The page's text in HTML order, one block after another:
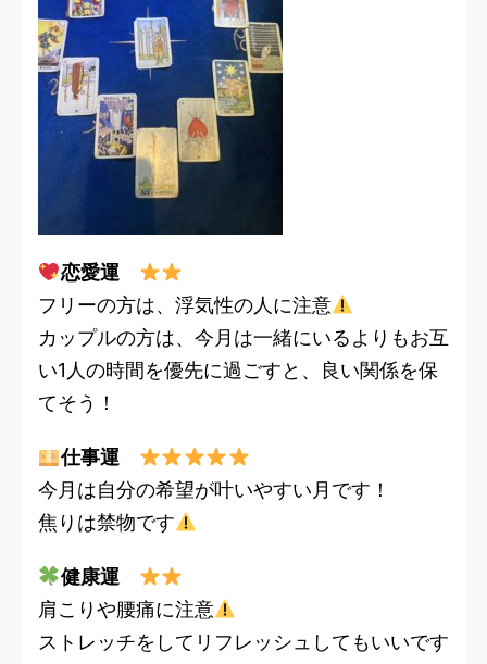
恋愛運
フリーの方は、浮気性の人に注意
カップルの方は、今月は一緒にいるよりもお互
い1人の時間を優先に過ごすと、良い関係を保
てそう！
仕事運
今月は自分の希望が叶いやすい月です！
焦りは禁物です
健康運
肩こりや腰痛に注意
ストレッチをしてリフレッシュしてもいいです